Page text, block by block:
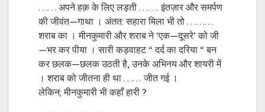
…… अपने हक़ के लिए लड़ती ……. इंतज़ार और समर्पण
की जीवंत—गाथा । अंतत: सहारा मिला भी तो ………
शराब का । मीनकुमारी और शराब ने ‘एक—दूसरे’ को जी
—भर कर पीया । सारी कड़वाहट “ दर्द का दरिया “ बन
कर छलक—छलक उठती है, उनके अभिनय और शायरी में
। शराब को जीतना ही था …… जीत गई ।
लेकिन; मीनकुमारी भी कहाँ हारी ?